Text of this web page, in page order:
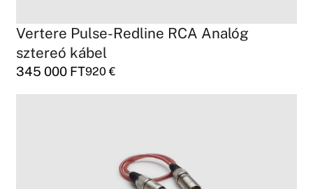
Vertere Pulse-Redline RCA Analóg
sztereó kábel
345 000 FT920€